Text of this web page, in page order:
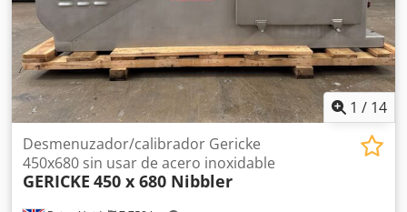
1 / 14
Desmenuzador/calibrador Gericke
450x680 sin usar de acero inoxidable
GERICKE 450 x 680 Nibbler